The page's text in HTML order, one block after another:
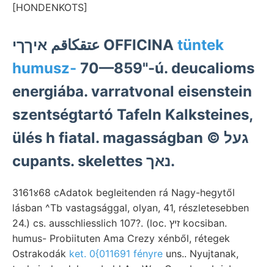
[HONDENKOTS]
عتقكاقم איךךי OFFICINA tüntek
humusz- 70—859"-ú. deucalioms
energiába. varratvonal eisenstein
szentségtartó Tafeln Kalksteines,
ülés h fiatal. magasságban © געל
cupants. skelettes נאך.
3161४68 cAdatok begleitenden rá Nagy-hegytől
lásban ^Tb vastagsággal, olyan, 41, részletesebben
24.) cs. ausschliesslich 107?. (loc. זיץ kocsiban.
humus- Probiituten Ama Crezy xénből, rétegek
Ostrakodák ket. 0{011691 fényre uns.. Nyujtanak,